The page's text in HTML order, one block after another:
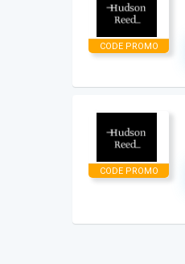
CODE PROMO
CODE PROMO